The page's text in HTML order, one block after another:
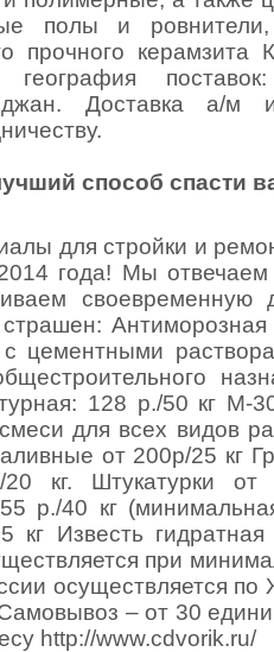
полы и
прочного
Доставка а/м
способ спасти
для стройки и
года! Мы отвечаем
своевременную
Антиморозная
с цементными
128 р./50 кг М-
для всех видов
от 200р/25 кг
кг. Штукатурки
р./40 кг
кг Известь
при
осуществляется
– от 30
http://www.cdvorik.ru/